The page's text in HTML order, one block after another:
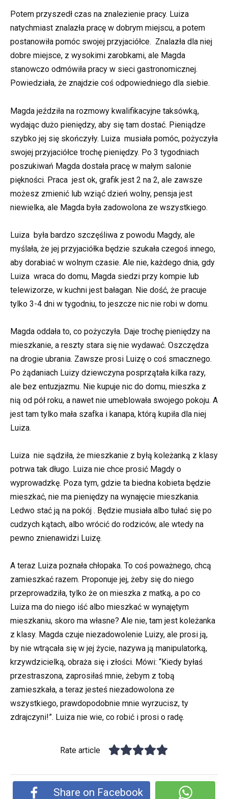
Potem przyszedł czas na znalezienie pracy. Luiza
natychmiast znalazła pracę w dobrym miejscu, a potem
postanowiła pomóc swojej przyjaciółce. Znalazła dla niej
dobre miejsce, z wysokimi zarobkami, ale Magda
stanowczo odmówiła pracy w sieci gastronomicznej.
Powiedziała, że znajdzie coś odpowiedniego dla siebie.
Magda jeździła na rozmowy kwalifikacyjne taksówką,
wydając dużo pieniędzy, aby się tam dostać. Pieniądze
szybko jej się skończyły. Luiza musiała pomóc, pożyczyła
swojej przyjaciółce trochę pieniędzy. Po 3 tygodniach
poszukiwań Magda dostała pracę w małym salonie
piękności. Praca jest ok, grafik jest 2 na 2, ale zawsze
możesz zmienić lub wziąć dzień wolny, pensja jest
niewielka, ale Magda była zadowolona ze wszystkiego.
Luiza była bardzo szczęśliwa z powodu Magdy, ale
myślała, że jej przyjaciółka będzie szukała czegoś innego,
aby dorabiać w wolnym czasie. Ale nie, każdego dnia, gdy
Luiza wraca do domu, Magda siedzi przy kompie lub
telewizorze, w kuchni jest bałagan. Nie dość, że pracuje
tylko 3-4 dni w tygodniu, to jeszcze nic nie robi w domu.
Magda oddała to, co pożyczyła. Daje trochę pieniędzy na
mieszkanie, a reszty stara się nie wydawać. Oszczędza
na drogie ubrania. Zawsze prosi Luizę o coś smacznego.
Po żądaniach Luizy dziewczyna posprzątała kilka razy,
ale bez entuzjazmu. Nie kupuje nic do domu, mieszka z
nią od pół roku, a nawet nie umeblowała swojego pokoju. A
jest tam tylko mała szafka i kanapa, którą kupiła dla niej
Luiza.
Luiza nie sądziła, że mieszkanie z byłą koleżanką z klasy
potrwa tak długo. Luiza nie chce prosić Magdy o
wyprowadzkę. Poza tym, gdzie ta biedna kobieta będzie
mieszkać, nie ma pieniędzy na wynajęcie mieszkania.
Ledwo stać ją na pokój . Będzie musiała albo tułać się po
cudzych kątach, albo wrócić do rodziców, ale wtedy na
pewno znienawidzi Luizę.
A teraz Luiza poznała chłopaka. To coś poważnego, chcą
zamieszkać razem. Proponuje jej, żeby się do niego
przeprowadziła, tylko że on mieszka z matką, a po co
Luiza ma do niego iść albo mieszkać w wynajętym
mieszkaniu, skoro ma własne? Ale nie, tam jest koleżanka
z klasy. Magda czuje niezadowolenie Luizy, ale prosi ją,
by nie wtrącała się w jej życie, nazywa ją manipulatorką,
krzywdzicielką, obraża się i złości. Mówi: “Kiedy byłaś
przestraszona, zaprosiłaś mnie, żebym z tobą
zamieszkała, a teraz jesteś niezadowolona ze
wszystkiego, prawdopodobnie mnie wyrzucisz, ty
zdrajczyni!”. Luiza nie wie, co robić i prosi o radę.
Rate article
Share on Facebook